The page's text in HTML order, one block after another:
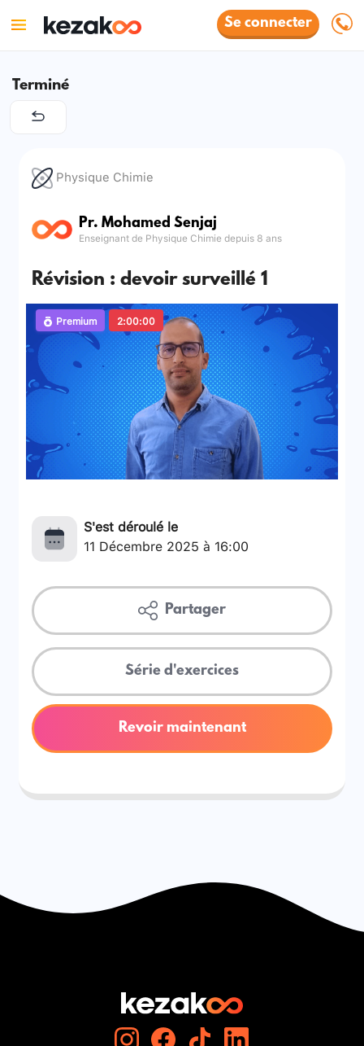
Se connecter
Terminé
Physique Chimie
Pr. Mohamed Senjaj
Enseignant de Physique Chimie depuis 8 ans
Révision : devoir surveillé 1
Premium 2:00:00
S'est déroulé le
11 Décembre 2025 à 16:00
Partager
Série d'exercices
Revoir maintenant